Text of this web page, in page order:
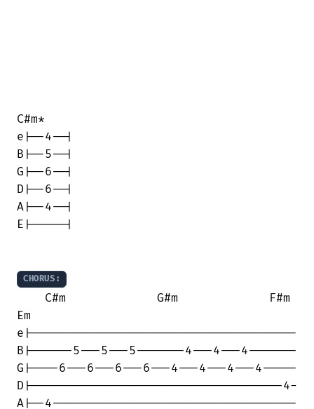
C#m*
e|--4--|
B|--5--|
G|--6--|
D|--6--|
A|--4--|
E|-----|
CHORUS:
    C#m             G#m             F#m
Em
e|--------------------------------------
B|------5---5---5-------4---4---4-------
G|----6---6---6---6---4---4---4---4-----
D|------------------------------------4-
A|--4-----------------------------------